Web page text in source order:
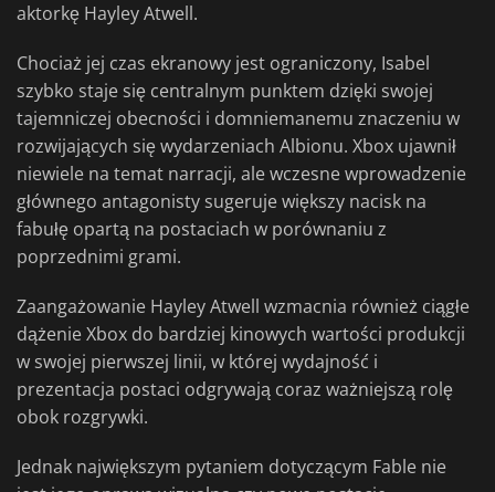
aktorkę Hayley Atwell.
Chociaż jej czas ekranowy jest ograniczony, Isabel
szybko staje się centralnym punktem dzięki swojej
tajemniczej obecności i domniemanemu znaczeniu w
rozwijających się wydarzeniach Albionu. Xbox ujawnił
niewiele na temat narracji, ale wczesne wprowadzenie
głównego antagonisty sugeruje większy nacisk na
fabułę opartą na postaciach w porównaniu z
poprzednimi grami.
Zaangażowanie Hayley Atwell wzmacnia również ciągłe
dążenie Xbox do bardziej kinowych wartości produkcji
w swojej pierwszej linii, w której wydajność i
prezentacja postaci odgrywają coraz ważniejszą rolę
obok rozgrywki.
Jednak największym pytaniem dotyczącym Fable nie